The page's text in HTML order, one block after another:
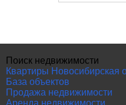
Поиск недвижимости
Квартиры Новосибирская
База объектов
Продажа недвижимости
Аренда недвижимости